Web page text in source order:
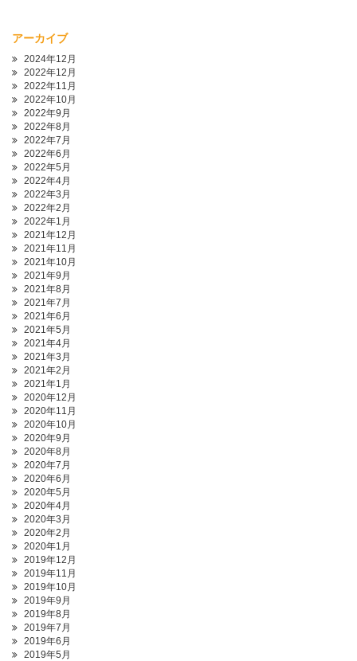
アーカイブ
2024年12月
2022年12月
2022年11月
2022年10月
2022年9月
2022年8月
2022年7月
2022年6月
2022年5月
2022年4月
2022年3月
2022年2月
2022年1月
2021年12月
2021年11月
2021年10月
2021年9月
2021年8月
2021年7月
2021年6月
2021年5月
2021年4月
2021年3月
2021年2月
2021年1月
2020年12月
2020年11月
2020年10月
2020年9月
2020年8月
2020年7月
2020年6月
2020年5月
2020年4月
2020年3月
2020年2月
2020年1月
2019年12月
2019年11月
2019年10月
2019年9月
2019年8月
2019年7月
2019年6月
2019年5月